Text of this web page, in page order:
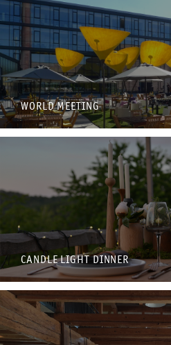
WORLD MEETING
CANDLE LIGHT DINNER